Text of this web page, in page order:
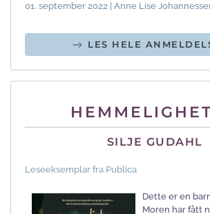
01. september 2022 | Anne Lise
LES HELE
SILJE GUDAHL
Leseeksemplar fra Publica
Dette er en
Moren har fått